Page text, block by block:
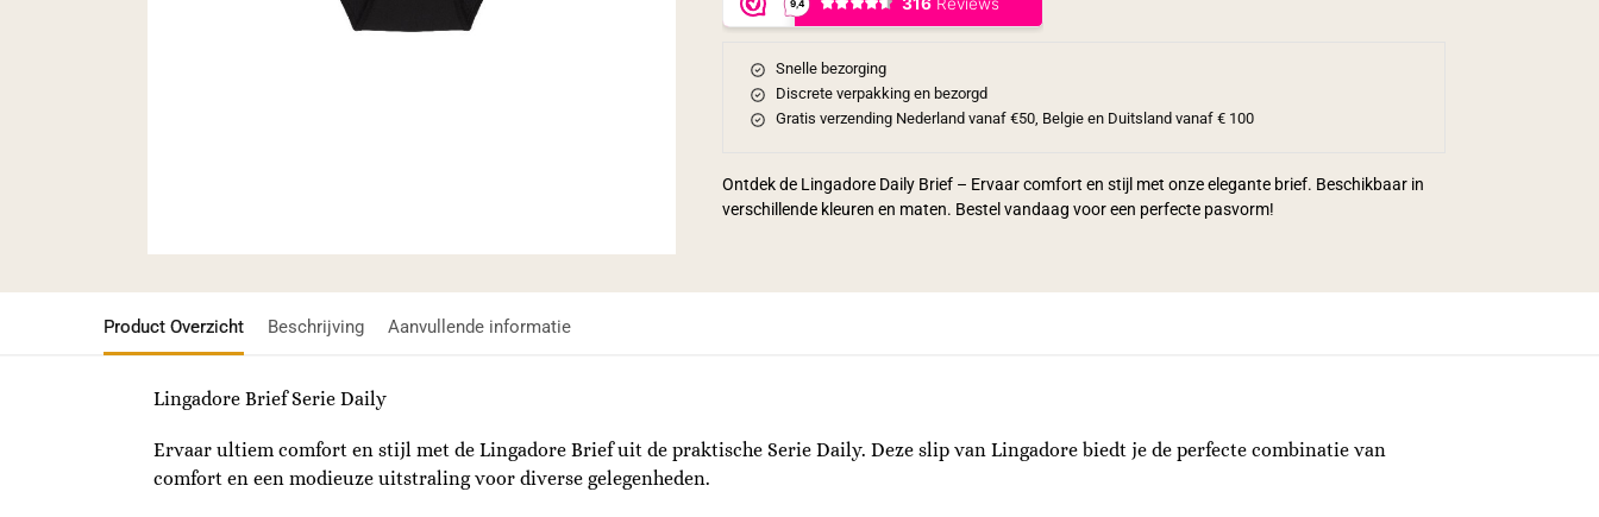
Snelle bezorging
Discrete verpakking en bezorgd
Gratis verzending Nederland vanaf €50, Belgie en Duitsland vanaf € 100
Ontdek de Lingadore Daily Brief – Ervaar comfort en stijl met onze elegante brief. Beschikbaar in
verschillende kleuren en maten. Bestel vandaag voor een perfecte pasvorm!
Product Overzicht Beschrijving Aanvullende informatie
Lingadore Brief Serie Daily
Ervaar ultiem comfort en stijl met de Lingadore Brief uit de praktische Serie Daily. Deze slip van Lingadore biedt je de perfecte combinatie van
comfort en een modieuze uitstraling voor diverse gelegenheden.